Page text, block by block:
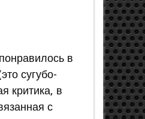
в
сугубо-
критика, в
с